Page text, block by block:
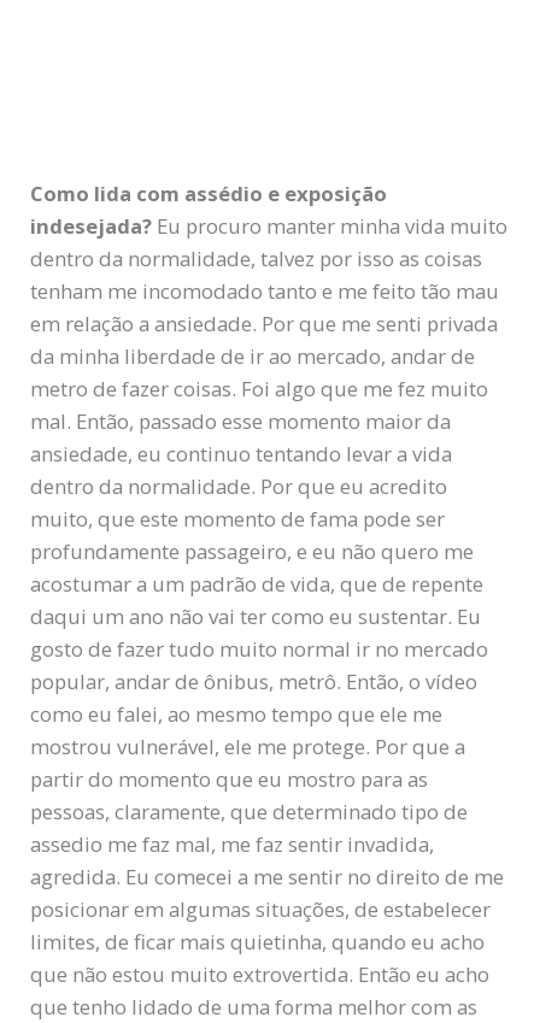
Como lida com assédio e exposição
indesejada? Eu procuro manter minha vida muito
dentro da normalidade, talvez por isso as coisas
tenham me incomodado tanto e me feito tão mau
em relação a ansiedade. Por que me senti privada
da minha liberdade de ir ao mercado, andar de
metro de fazer coisas. Foi algo que me fez muito
mal. Então, passado esse momento maior da
ansiedade, eu continuo tentando levar a vida
dentro da normalidade. Por que eu acredito
muito, que este momento de fama pode ser
profundamente passageiro, e eu não quero me
acostumar a um padrão de vida, que de repente
daqui um ano não vai ter como eu sustentar. Eu
gosto de fazer tudo muito normal ir no mercado
popular, andar de ônibus, metrô. Então, o vídeo
como eu falei, ao mesmo tempo que ele me
mostrou vulnerável, ele me protege. Por que a
partir do momento que eu mostro para as
pessoas, claramente, que determinado tipo de
assedio me faz mal, me faz sentir invadida,
agredida. Eu comecei a me sentir no direito de me
posicionar em algumas situações, de estabelecer
limites, de ficar mais quietinha, quando eu acho
que não estou muito extrovertida. Então eu acho
que tenho lidado de uma forma melhor com as